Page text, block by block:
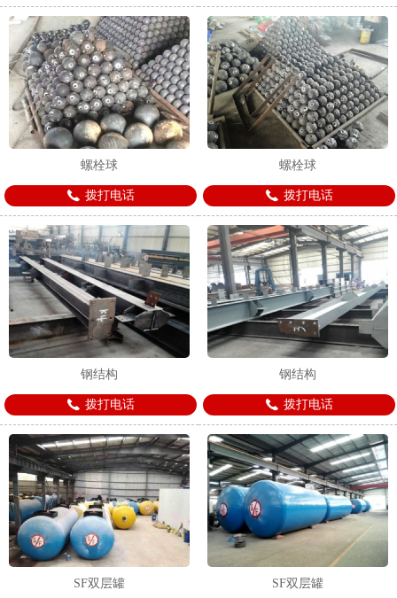
螺栓球
拨打电话
螺栓球
拨打电话
钢结构
拨打电话
钢结构
拨打电话
SF双层罐 SF双层罐